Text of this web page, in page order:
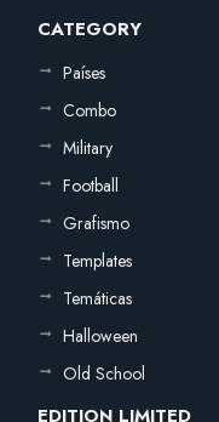
CATEGORY
Países
Combo
Military
Football
Grafismo
Templates
Temáticas
Halloween
Old School
EDITION LIMITED